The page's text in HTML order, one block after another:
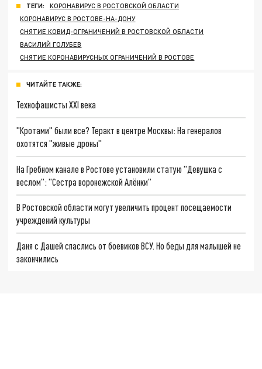
ТЕГИ:
КОРОНАВИРУС В РОСТОВСКОЙ ОБЛАСТИ
КОРОНАВИРУС В РОСТОВЕ-НА-ДОНУ
СНЯТИЕ КОВИД-ОГРАНИЧЕНИЙ В РОСТОВСКОЙ ОБЛАСТИ
ВАСИЛИЙ ГОЛУБЕВ
СНЯТИЕ КОРОНАВИРУСНЫХ ОГРАНИЧЕНИЙ В РОСТОВЕ
ЧИТАЙТЕ ТАКЖЕ:
Технофашисты XXI века
"Кротами" были все? Теракт в центре Москвы: На генералов
охотятся "живые дроны"
На Гребном канале в Ростове установили статую "Девушка с
веслом": "Сестра воронежской Алёнки"
В Ростовской области могут увеличить процент посещаемости
учреждений культуры
Даня с Дашей спаслись от боевиков ВСУ. Но беды для малышей не
закончились